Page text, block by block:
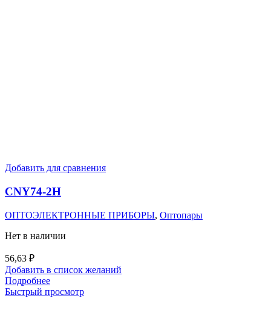
Добавить для сравнения
CNY74-2H
ОПТОЭЛЕКТРОННЫЕ ПРИБОРЫ, Оптопары
Нет в наличии
56,63 ₽
Добавить в список желаний
Подробнее
Быстрый просмотр